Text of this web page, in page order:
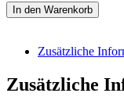
In den Warenkorb
Zusätzliche
Zusätzliche